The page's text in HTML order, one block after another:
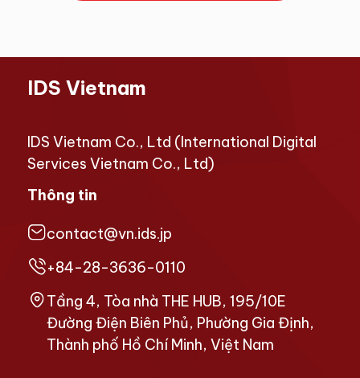
IDS Vietnam
IDS Vietnam Co., Ltd (International Digital
Services Vietnam Co., Ltd)
Thông tin
contact@vn.ids.jp
+84-28-3636-0110
Tầng 4, Tòa nhà THE HUB, 195/10E
Đường Điện Biên Phủ, Phường Gia Định,
Thành phố Hồ Chí Minh, Việt Nam